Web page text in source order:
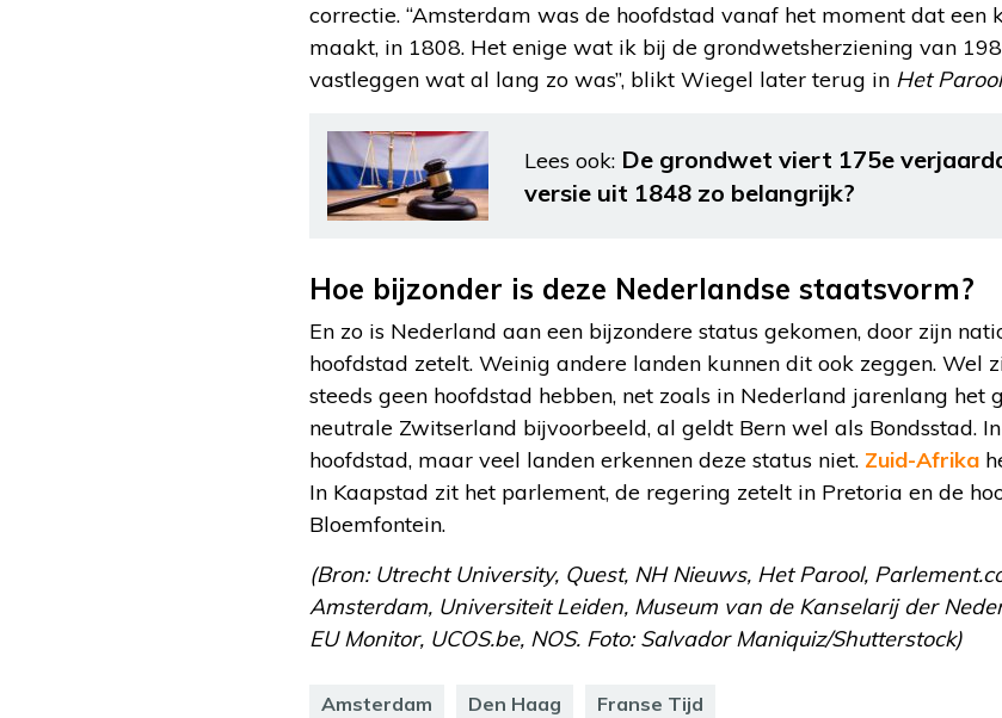
correctie. “Amsterdam was de hoofdstad vanaf het moment dat een
maakt, in 1808. Het enige wat ik bij de grondwetsherziening van
vastleggen wat al lang zo was”, blikt Wiegel later terug in Het Parool
Lees ook: De grondwet viert 175e
versie uit 1848 zo belangrijk?
Hoe bijzonder is deze Nederlandse staatsvorm?
En zo is Nederland aan een bijzondere status gekomen, door zijn
hoofdstad zetelt. Weinig andere landen kunnen dit ook zeggen. Wel
steeds geen hoofdstad hebben, net zoals in Nederland jarenlang het
neutrale Zwitserland bijvoorbeeld, al geldt Bern wel als Bondsstad.
hoofdstad, maar veel landen erkennen deze status niet. Zuid-Afrika
In Kaapstad zit het parlement, de regering zetelt in Pretoria en de
Bloemfontein.
(Bron: Utrecht University, Quest, NH Nieuws, Het Parool,
Amsterdam, Universiteit Leiden, Museum van de Kanselarij der
EU Monitor, UCOS.be, NOS. Foto: Salvador Maniquiz/Shutterstock)
Amsterdam Den Haag Franse Tijd